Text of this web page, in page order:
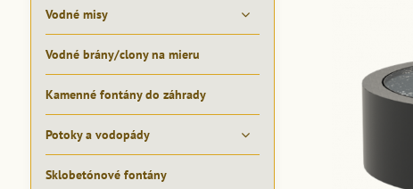
Vodné misy
Vodné brány/clony na mieru
Kamenné fontány do záhrady
Potoky a vodopády
Sklobetónové fontány